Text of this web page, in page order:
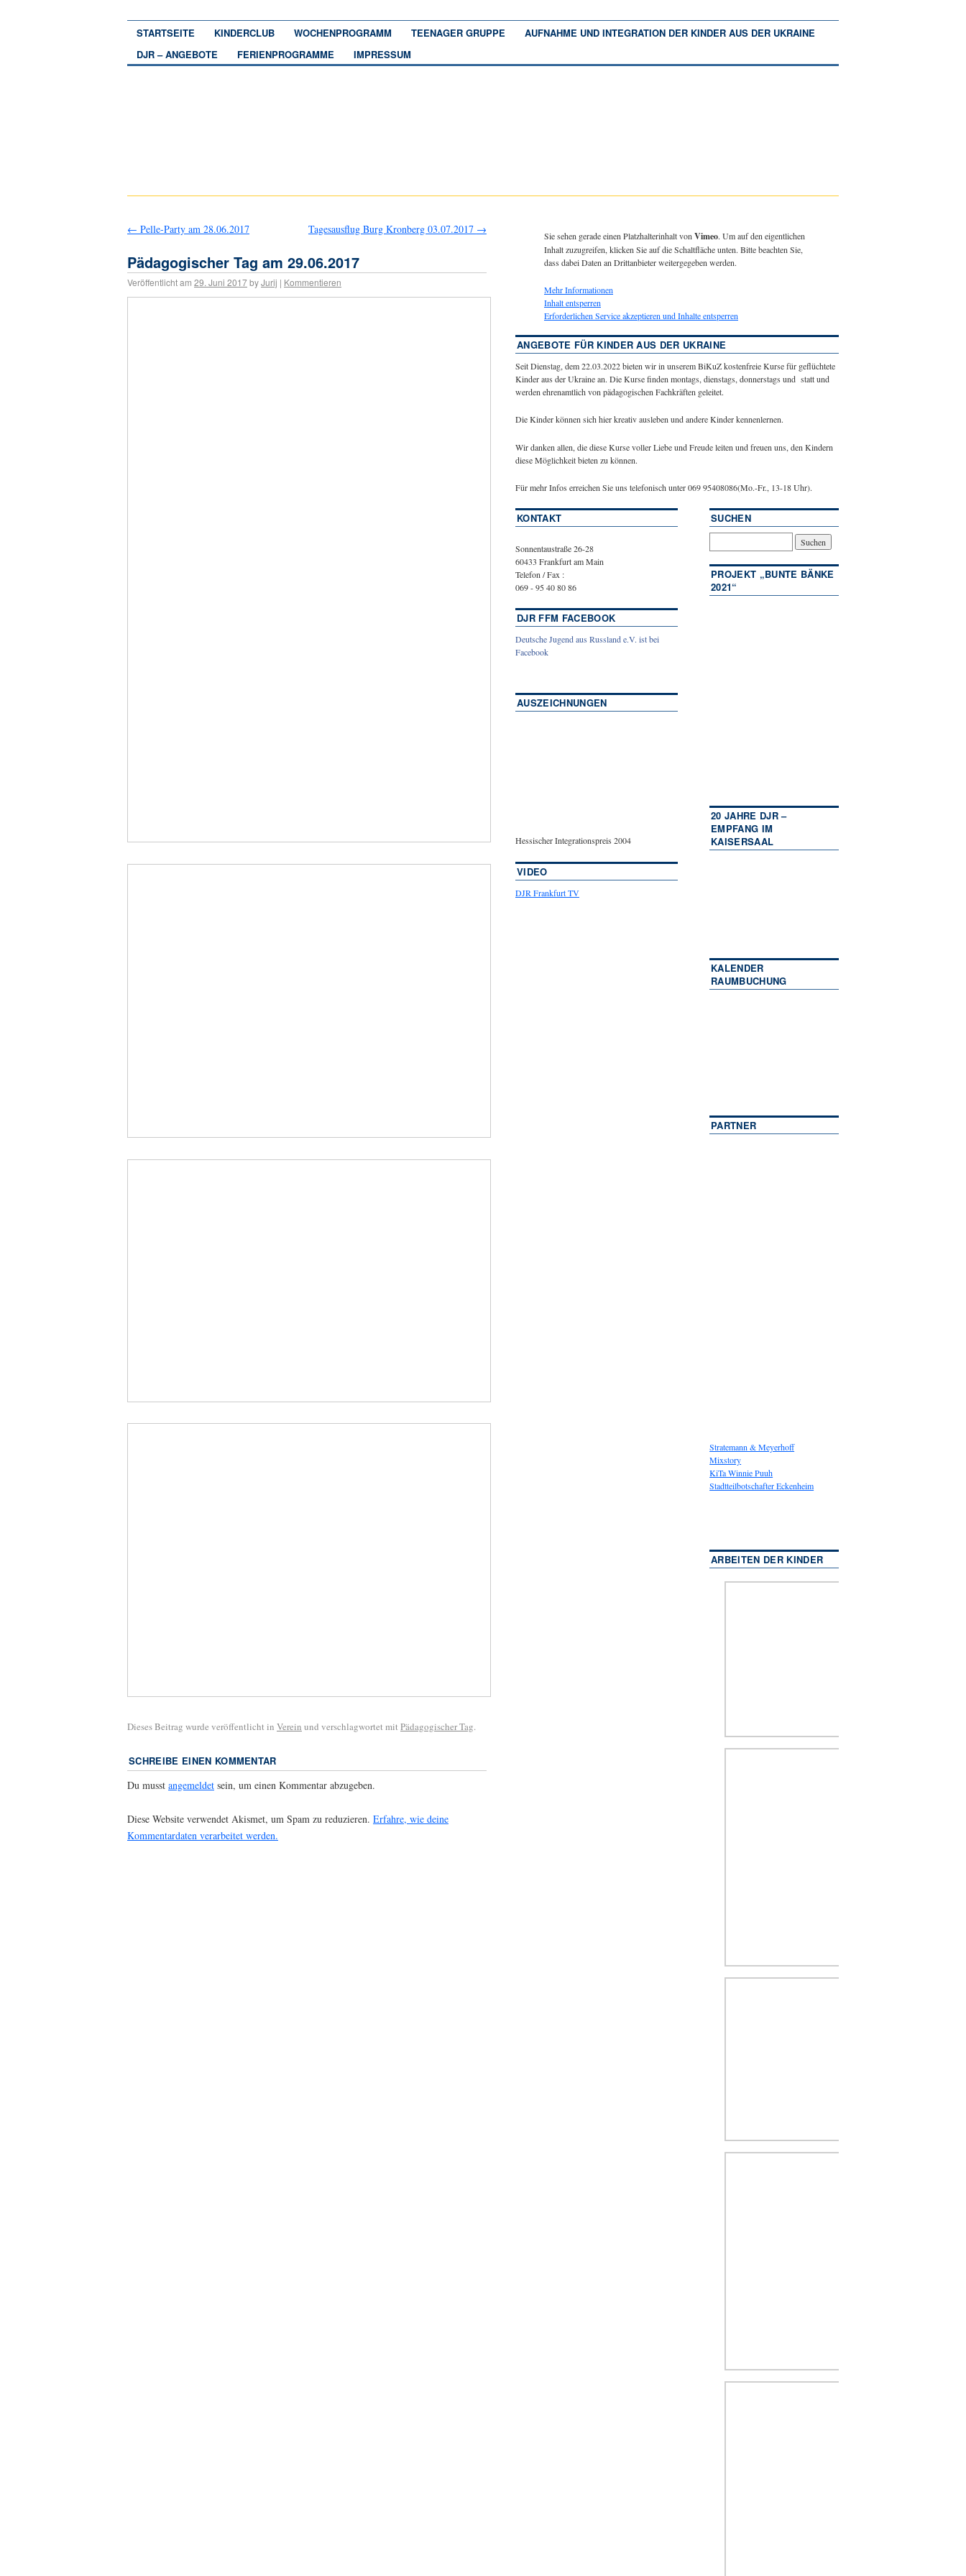
STARTSEITE KINDERCLUB WOCHENPROGRAMM TEENAGER GRUPPE
AUFNAHME UND INTEGRATION DER KINDER AUS DER UKRAINE
DJR – ANGEBOTE
FERIENPROGRAMME IMPRESSUM
← Pelle-Party am 28.06.2017 Tagesausflug Burg Kronberg 03.07.2017 →
Pädagogischer Tag am 29.06.2017
Veröffentlicht am 29. Juni 2017byJurij | Kommentieren
Dieses Beitrag wurde veröffentlicht in Verein und verschlagwortet mit Pädagogischer Tag.
SCHREIBE EINEN KOMMENTAR
Du musst angemeldet sein, um einen Kommentar abzugeben.
Diese Website verwendet Akismet, um Spam zu reduzieren. Erfahre, wie deine
Kommentardaten verarbeitet werden.
Sie sehen gerade einen Platzhalterinhalt von Vimeo. Um auf den eigentlichen
Inhalt zuzugreifen, klicken Sie auf die Schaltfläche unten. Bitte beachten Sie,
dass dabei Daten an Drittanbieter weitergegeben werden.
Mehr Informationen
Inhalt entsperren
Erforderlichen Service akzeptieren und Inhalte entsperren
ANGEBOTE FÜR KINDER AUS DER UKRAINE
Seit Dienstag, dem 22.03.2022 bieten wir in unserem BiKuZ kostenfreie Kurse für geflüchtete
Kinder aus der Ukraine an. Die Kurse finden montags, dienstags, donnerstags und statt und
werden ehrenamtlich von pädagogischen Fachkräften geleitet.
Die Kinder können sich hier kreativ ausleben und andere Kinder kennenlernen.
Wir danken allen, die diese Kurse voller Liebe und Freude leiten und freuen uns, den Kindern
diese Möglichkeit bieten zu können.
Für mehr Infos erreichen Sie uns telefonisch unter 069 95408086(Mo.-Fr., 13-18 Uhr).
KONTAKT
Sonnentaustraße 26-28
60433 Frankfurt am Main
Telefon / Fax :
069 - 95 40 80 86
DJR FFM FACEBOOK
Deutsche Jugend aus Russland e.V. ist bei
Facebook
AUSZEICHNUNGEN
Hessischer Integrationspreis 2004
VIDEO
DJR Frankfurt TV
SUCHEN
PROJEKT „BUNTE BÄNKE
2021“
20 JAHRE DJR –
EMPFANG IM
KAISERSAAL
KALENDER
RAUMBUCHUNG
PARTNER
Stratemann & Meyerhoff
Mixstory
KiTa Winnie Puuh
Stadtteilbotschafter Eckenheim
ARBEITEN DER KINDER